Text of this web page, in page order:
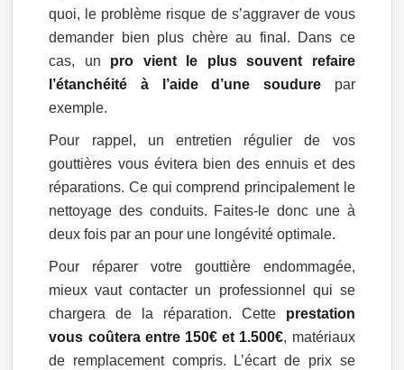
quoi, le problème risque de s’aggraver de vous
demander bien plus chère au final. Dans ce
cas, un pro vient le plus souvent refaire
l’étanchéité à l’aide d’une soudurepar
exemple.
Pour rappel, un entretien régulier de vos
gouttières vous évitera bien des ennuis et des
réparations. Ce qui comprend principalement le
nettoyage des conduits. Faites-le donc une à
deux fois par an pour une longévité optimale.
Pour réparer votre gouttière endommagée,
mieux vaut contacter un professionnel qui se
chargera de la réparation. Cette prestation
vous coûtera entre 150€ et 1.500€, matériaux
de remplacement compris. L’écart de prix se